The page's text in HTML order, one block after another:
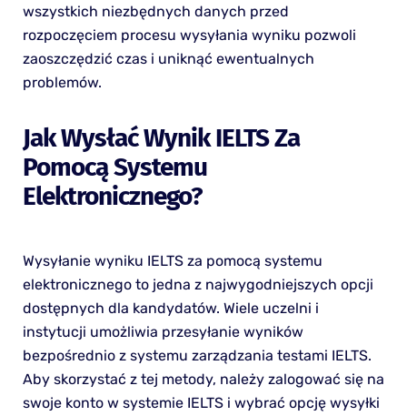
wszystkich niezbędnych danych przed
rozpoczęciem procesu wysyłania wyniku pozwoli
zaoszczędzić czas i uniknąć ewentualnych
problemów.
Jak Wysłać Wynik IELTS Za
Pomocą Systemu
Elektronicznego?
Wysyłanie wyniku IELTS za pomocą systemu
elektronicznego to jedna z najwygodniejszych opcji
dostępnych dla kandydatów. Wiele uczelni i
instytucji umożliwia przesyłanie wyników
bezpośrednio z systemu zarządzania testami IELTS.
Aby skorzystać z tej metody, należy zalogować się na
swoje konto w systemie IELTS i wybrać opcję wysyłki